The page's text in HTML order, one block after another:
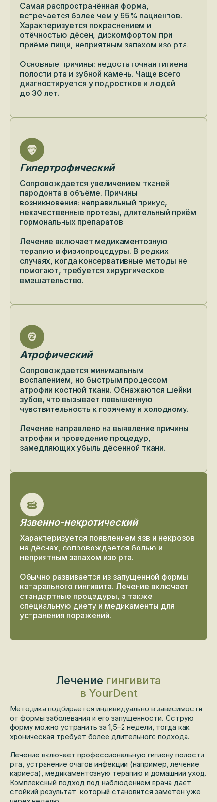
Самая распространённая форма,
встречается более чем у 95% пациентов.
Характеризуется покраснением и
отёчностью дёсен, дискомфортом при
приёме пищи, неприятным запахом изо рта.
Основные причины: недостаточная гигиена
полости рта и зубной камень. Чаще всего
диагностируется у подростков и людей
до 30 лет.
Гипертрофический
Сопровождается увеличением тканей
пародонта в объёме. Причины
возникновения: неправильный прикус,
некачественные протезы, длительный приём
гормональных препаратов.
Лечение включает медикаментозную
терапию и физиопроцедуры. В редких
случаях, когда консервативные методы не
помогают, требуется хирургическое
вмешательство.
Атрофический
Сопровождается минимальным
воспалением, но быстрым процессом
атрофии костной ткани. Обнажаются шейки
зубов, что вызывает повышенную
чувствительность к горячему и холодному.
Лечение направлено на выявление причины
атрофии и проведение процедур,
замедляющих убыль дёсенной ткани.
Язвенно-некротический
Характеризуется появлением язв и некрозов
на дёснах, сопровождается болью и
неприятным запахом изо рта.
Обычно развивается из запущенной формы
катарального гингивита. Лечение включает
стандартные процедуры, а также
специальную диету и медикаменты для
устранения поражений.
Лечение гингивита
в YourDent
Методика подбирается индивидуально в зависимости
от формы заболевания и его запущенности. Острую
форму можно устранить за 1,5–2 недели, тогда как
хроническая требует более длительного подхода.
Лечение включает профессиональную гигиену полости
рта, устранение очагов инфекции (например, лечение
кариеса), медикаментозную терапию и домашний уход.
Комплексный подход под наблюдением врача даёт
стойкий результат, который становится заметен уже